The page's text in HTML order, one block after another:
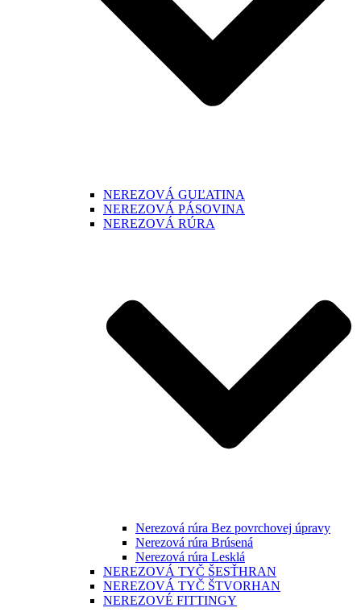
NEREZOVÁ GUĽATINA
NEREZOVÁ PÁSOVINA
NEREZOVÁ RÚRA
Nerezová rúra Bez povrchovej úpravy
Nerezová rúra Brúsená
Nerezová rúra Lesklá
NEREZOVÁ TYČ ŠESŤHRAN
NEREZOVÁ TYČ ŠTVORHAN
NEREZOVÉ FITTINGY